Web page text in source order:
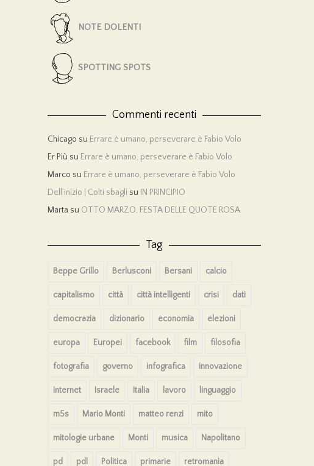
NOTE DOLENTI
SPOTTING SPOTS
Commenti recenti
Chicago su Errare è umano, perseverare è Fabio Volo
Er Più su Errare è umano, perseverare è Fabio Volo
Marco su Errare è umano, perseverare è Fabio Volo
Dell’inizio | Colti sbagli su IN PRINCIPIO
Marta su OTTO MARZO, FESTA DELLE QUOTE ROSA
Tag
Beppe Grillo Berlusconi Bersani calcio
capitalismo città città intelligenti crisi dati
democrazia dizionario economia elezioni
europa Europei facebook film filosofia
fotografia governo infografica innovazione
internet Israele Italia lavoro linguaggio
m5s Mario Monti matteo renzi mito
mitologie urbane Monti musica Napolitano
pd pdl Politica primarie retromania